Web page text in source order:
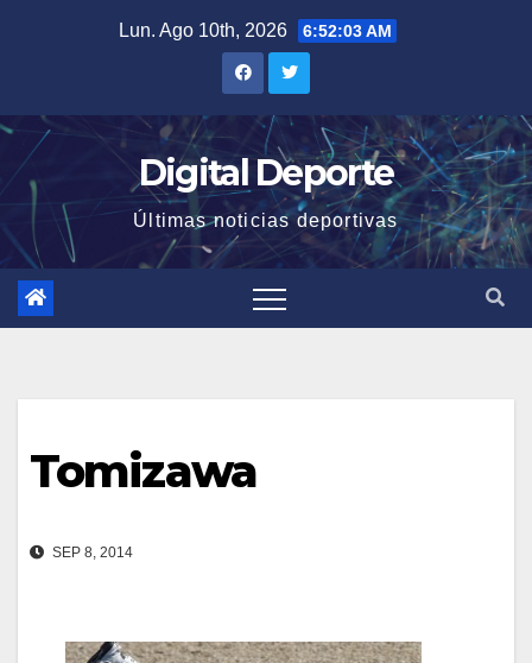
Lun. Ago 10th, 2026 6:52:03 AM
Digital Deporte
Últimas noticias deportivas
Tomizawa
SEP 8, 2014